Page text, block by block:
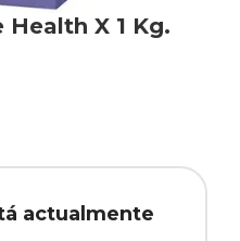
X 1 Kg.
actualmente